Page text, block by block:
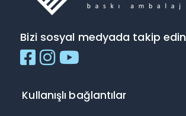
Bizi sosyal medyada takip edin
Kullanışlı bağlantılar